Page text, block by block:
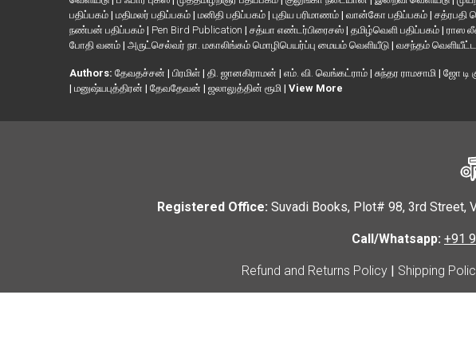
பதிப்பகம் | மதிமலர் பதிப்பகம் | மனிதி பதிப்பகம் | புதிய பரிமாணம் | வான்கோ பதிப்பகம் | சத்ரபதி
நண்பன் பதிப்பகம் | Pen Bird Publication | சத்யா எண்டர்பிரைசஸ் | தமிழ்வெளி பதிப்பகம் | ராஸ
போதி வனம் | அருட்செல்வர் நா. மகாலிங்கம் மொழிபெயர்ப்பு மையம் வெளியீடு | வசந்தம்
Authors: தேவதச்சன் | பிரமிள் | தி. ஜானகிராமன் | எம். வி. வெங்கட்ராம் | சுந்தர ராமசாமி | ஜோ டி
| மனுஷ்யபுத்திரன் | தேவதேவன் | ஜலாலுத்தின் ரூமி | View More
Registered Office: Suvadi Books, Plot# 98, 3rd Street,
Call/Whatsapp: +91
Refund and Returns Policy Shipping